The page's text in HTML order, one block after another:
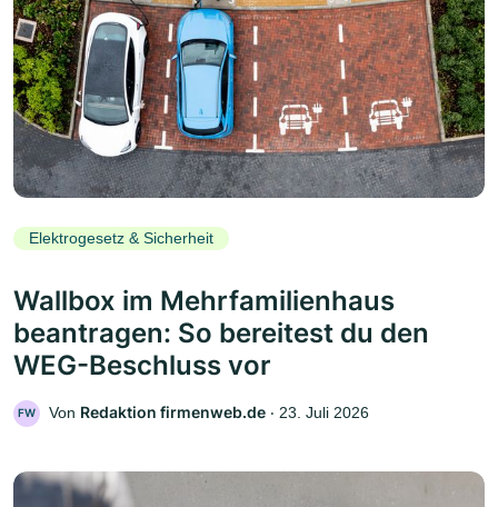
Elektrogesetz & Sicherheit
Wallbox im Mehrfamilienhaus
beantragen: So bereitest du den
WEG-Beschluss vor
FW Von Redaktion firmenweb.de ‧ 23. Juli 2026